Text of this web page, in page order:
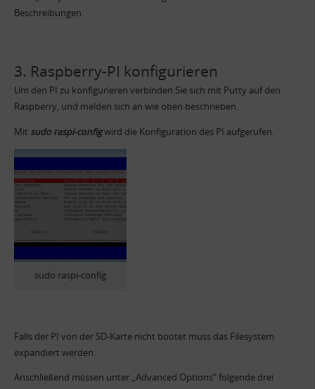
Beschreibungen.
3. Raspberry-PI konfigurieren
Um den PI zu konfigurieren verbinden Sie sich mit Putty auf den
Raspberry, und melden sich an wie oben beschrieben.
Mit sudo raspi-configwird die Konfiguration des PI aufgerufen.
sudo raspi-config
Falls der PI von der SD-Karte nicht bootet muss das Filesystem
expandiert werden.
Anschließend müssen unter „Advanced Options“ folgende drei